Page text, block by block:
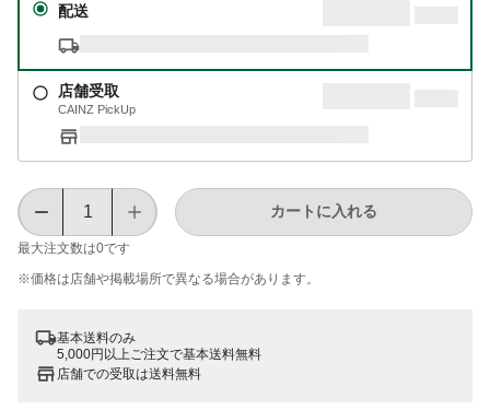
配送
店舗受取
CAINZ PickUp
最大注文数は0です
カートに入れる
※価格は​店舗や​掲載場所で​異なる​場合が​あります。
基本送料のみ
5,000円以上ご注文で基本送料無料
店舗での受取は送料無料